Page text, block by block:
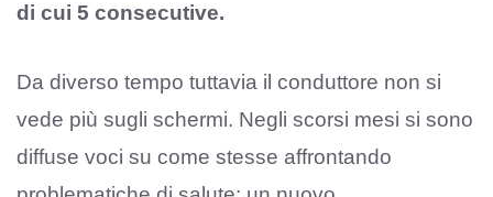
di cui 5 consecutive.
Da diverso tempo tuttavia il conduttore non si
vede più sugli schermi. Negli scorsi mesi si sono
diffuse voci su come stesse affrontando